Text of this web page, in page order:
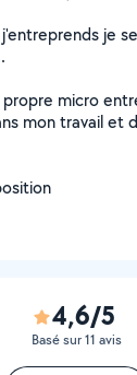
je
propre micro
mon travail et
4,6/5
Basé sur 11 avis